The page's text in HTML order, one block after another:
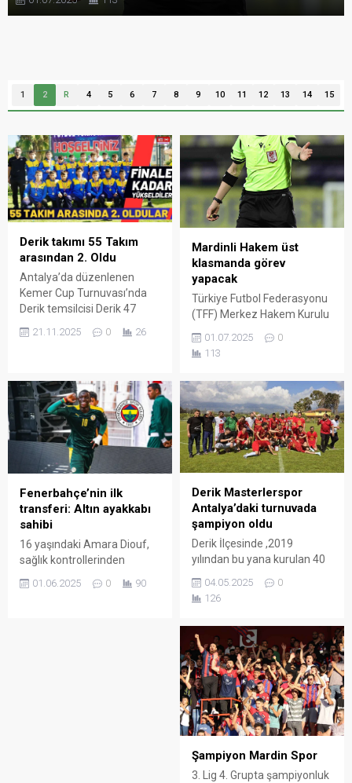
1 2 R 4 5 6 7 8 9 10 11 12 13 14 15
Derik takımı 55 Takım
arasından 2. Oldu
Antalya’da düzenlenen
Kemer Cup Turnuvası’nda
Derik temsilcisi Derik 47
imza atarak 55 takım
21.11.2025 0 26
Mardinli Hakem üst
klasmanda görev
yapacak
Türkiye Futbol Federasyonu
(TFF) Merkez Hakem Kurulu
görev yapacak üst klasman
hakem, gözlemci ve video
açıkladı. Mardinli Hakem
Yunus Dursun’da üst
klasmanda görev alacak.
01.07.2025
0
113
Fenerbahçe’nin ilk
transferi: Altın ayakkabı
sahibi
16 yaşındaki Amara Diouf,
sağlık kontrollerinden
Fenerbahçe’ye bağlayan
01.06.2025 0 90
Derik Masterlerspor
Antalya’daki turnuvada
şampiyon oldu
Derik İlçesinde ,2019
yılından bu yana kurulan 40
yaş üstü Derik
Masterlerspor takımı,
Antalya’da düzenlenen
takımla yaptıkları
karşılaşmada şampiyonluğu
elde ederek kupa aldı.
04.05.2025
0
126
Şampiyon Mardin Spor
3. Lig 4. Grupta şampiyonluk